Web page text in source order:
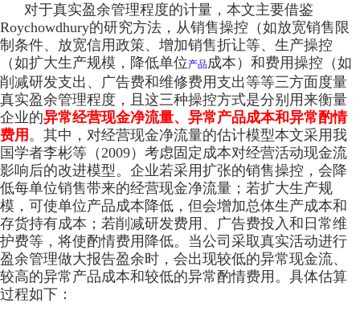
对于真实盈余管理程度的计量，本文主要借鉴
Roychowdhury的研究方法，从销售操控（如放宽销售限
制条件、放宽信用政策、增加销售折让等、生产操控
（如扩大生产规模，降低单位产品成本）和费用操控（如
削减研发支出、广告费和维修费用支出等等三方面度量
真实盈余管理程度，且这三种操控方式是分别用来衡量
企业的异常经营现金净流量、异常产品成本和异常酌情
费用 。其中，对经营现金净流量的估计模型本文采用我
国学者李彬等（2009）考虑固定成本对经营活动现金流
影响后的改进模型。企业若采用扩张的销售操控，会降
低每单位销售带来的经营现金净流量；若扩大生产规
模，可使单位产品成本降低，但会增加总体生产成本和
存货持有成本；若削减研发费用、广告费投入和日常维
护费等，将使酌情费用降低。当公司采取真实活动进行
盈余管理做大报告盈余时，会出现较低的异常现金流、
较高的异常产品成本和较低的异常酌情费用。具体估算
过程如下：